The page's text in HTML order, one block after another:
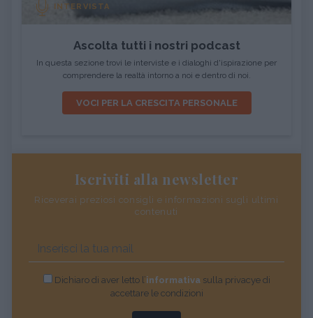
INTERVISTA
Ascolta tutti i nostri podcast
In questa sezione trovi le interviste e i dialoghi d'ispirazione per
comprendere la realtà intorno a noi e dentro di noi.
VOCI PER LA CRESCITA PERSONALE
Iscriviti alla newsletter
Riceverai preziosi consigli e informazioni sugli ultimi
contenuti
Dichiaro di aver letto l’informativasulla privacye di
accettare le condizioni